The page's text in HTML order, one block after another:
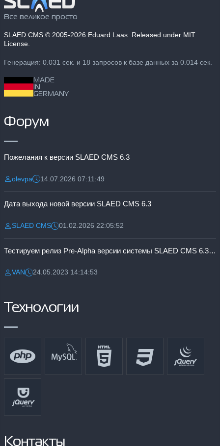
Все великое просто
SLAED CMS © 2005-2026 Eduard Laas. Released under MIT
License.
Генерация: 0.031 сек. и 18 запросов к базе данных за 0.014 сек.
MADE
IN
GERMANY
Форум
Пожелания к версии SLAED CMS 6.3
Разместил:
olevpaДата:14.07.2026 07:11:49
Дата выхода новой версии SLAED CMS 6.3
Разместил:
SLAED CMSДата:01.02.2026 22:05:52
Тестируем релиз Pre-Alpha версии системы SLAED CMS 6.3 Pro
Разместил:
VANДата:24.05.2023 14:14:53
Технологии
Контакты